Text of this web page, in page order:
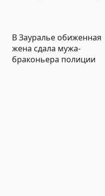
В Зауралье обиженная
жена сдала мужа-
браконьера полиции